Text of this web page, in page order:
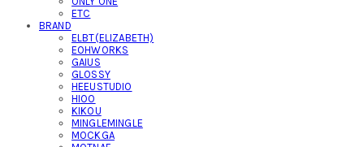
ETC
BRAND
ELBT(ELIZABETH)
EOHWORKS
GAIUS
GLOSSY
HEEUSTUDIO
HIOO
KIKOU
MINGLEMINGLE
MOCKGA